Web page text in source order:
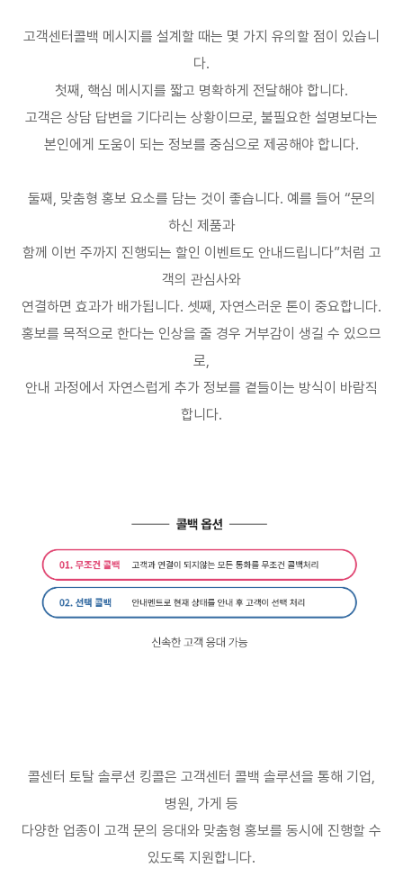
고객센터콜백 메시지를 설계할 때는 몇 가지 유의할 점이 있습니
다.
첫째 , 핵심 메시지를 짧고 명확하게 전달해야 합니다.
고객은 상담 답변을 기다리는 상황이므로, 불필요한 설명보다는
본인에게 도움이 되는 정보를 중심으로 제공해야 합니다.
둘째 , 맞춤형 홍보 요소를 담는 것이 좋습니다. 예를 들어 “문의
하신 제품과
함께 이번 주까지 진행되는 할인 이벤트도 안내드립니다”처럼 고
객의 관심사와
연결하면 효과가 배가됩니다. 셋째 , 자연스러운 톤이 중요합니다.
홍보를 목적으로 한다는 인상을 줄 경우 거부감이 생길 수 있으므
로,
안내 과정에서 자연스럽게 추가 정보를 곁들이는 방식이 바람직
합니다.
콜센터 토탈 솔루션 킹콜은 고객센터 콜백 솔루션을 통해 기업,
병원, 가게 등
다양한 업종이 고객 문의 응대와 맞춤형 홍보를 동시에 진행할 수
있도록 지원합니다.